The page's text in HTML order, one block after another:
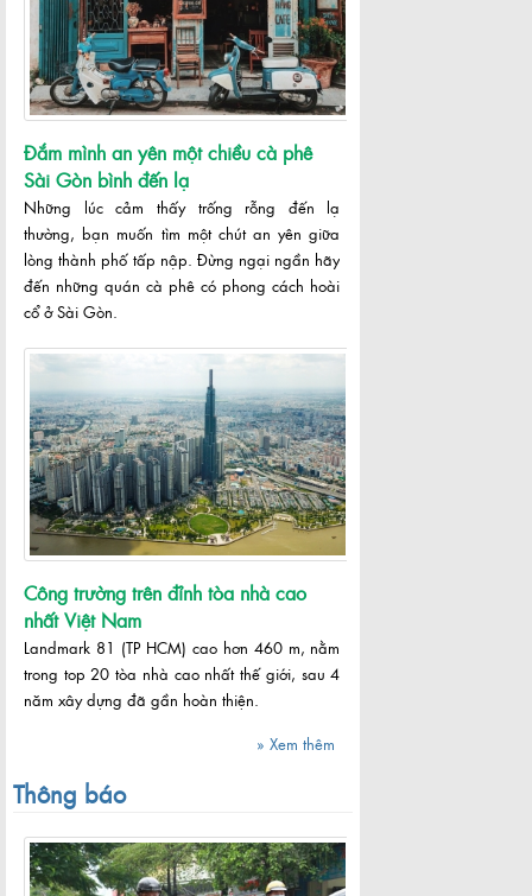
Đắm mình an yên một chiều cà phê
Sài Gòn bình đến lạ
Những lúc cảm thấy trống rỗng đến lạ
thường, bạn muốn tìm một chút an yên giữa
lòng thành phố tấp nập. Đừng ngại ngần hãy
đến những quán cà phê có phong cách hoài
cổ ở Sài Gòn.
Công trường trên đỉnh tòa nhà cao
nhất Việt Nam
Landmark 81 (TP HCM) cao hơn 460 m, nằm
trong top 20 tòa nhà cao nhất thế giới, sau 4
năm xây dựng đã gần hoàn thiện.
» Xem thêm
Thông báo